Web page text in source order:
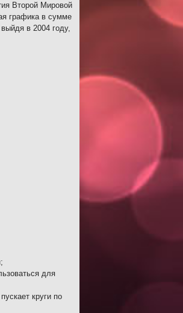
Второй Мировой
графика в сумме
в 2004 году,
для
круги по